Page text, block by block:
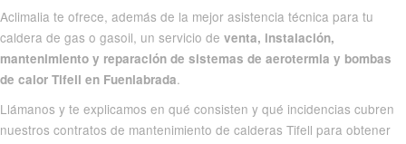
Aclimalia te ofrece, además de la mejor asistencia técnica para tu
caldera de gas o gasoil, un servicio de venta, instalación,
mantenimiento y reparación de sistemas de aerotermia y bombas
de calor Tifell en Fuenlabrada.
Llámanos y te explicamos en qué consisten y qué incidencias cubren
nuestros contratos de mantenimiento de calderas Tifell para obtener